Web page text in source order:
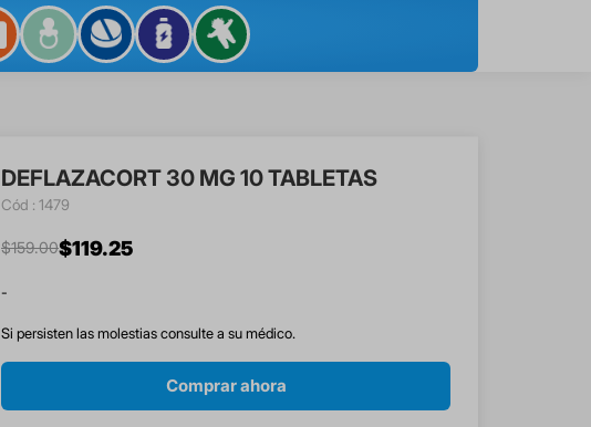
DEFLAZACORT 30 MG 10 TABLETAS
: 1479
$159.00$119.25
-
Si persisten las molestias consulte a su médico.
Comprar ahora